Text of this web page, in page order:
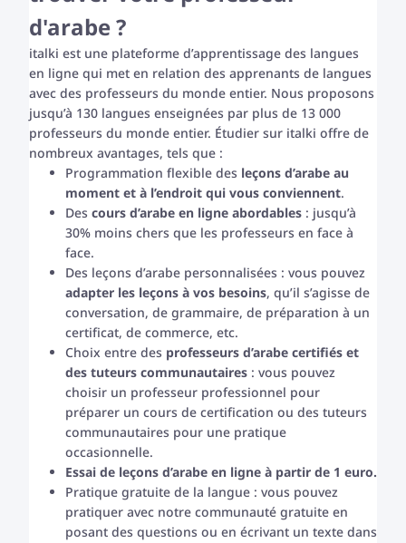
d'arabe ?
italki est une plateforme d’apprentissage des langues
en ligne qui met en relation des apprenants de langues
avec des professeurs du monde entier. Nous proposons
jusqu’à 130 langues enseignées par plus de 13 000
professeurs du monde entier. Étudier sur italki offre de
nombreux avantages, tels que :
Programmation flexible des leçons d’arabe au
moment et à l’endroit qui vous conviennent.
Des cours d’arabe en ligne abordables : jusqu’à
30% moins chers que les professeurs en face à
face.
Des leçons d’arabe personnalisées : vous pouvez
adapter les leçons à vos besoins, qu’il s’agisse de
conversation, de grammaire, de préparation à un
certificat, de commerce, etc.
Choix entre des professeurs d’arabe certifiés et
des tuteurs communautaires : vous pouvez
choisir un professeur professionnel pour
préparer un cours de certification ou des tuteurs
communautaires pour une pratique
occasionnelle.
Essai de leçons d’arabe en ligne à partir de 1 euro.
Pratique gratuite de la langue : vous pouvez
pratiquer avec notre communauté gratuite en
posant des questions ou en écrivant un texte dans